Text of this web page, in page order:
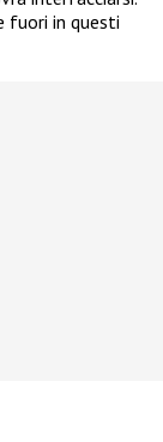
fuori in questi